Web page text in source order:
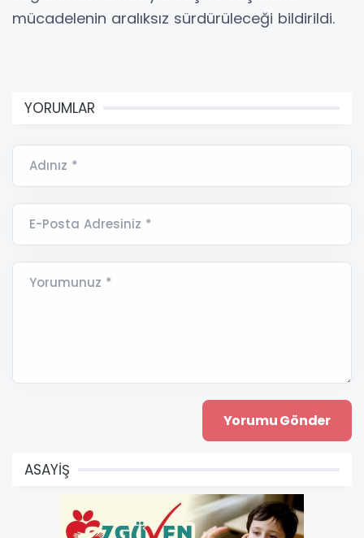
mücadelenin aralıksız sürdürüleceği bildirildi.
YORUMLAR
Adınız *
E-Posta Adresiniz *
Yorumunuz *
ASAYİŞ